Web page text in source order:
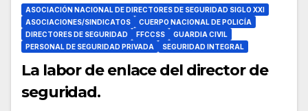
ASOCIACIÓN NACIONAL DE DIRECTORES DE SEGURIDAD SIGLO XXI
ASOCIACIONES/SINDICATOS
CUERPO NACIONAL DE POLICÍA
DIRECTORES DE SEGURIDAD
FFCCSS
GUARDIA CIVIL
PERSONAL DE SEGURIDAD PRIVADA
SEGURIDAD INTEGRAL
La labor de enlace del director de
seguridad.